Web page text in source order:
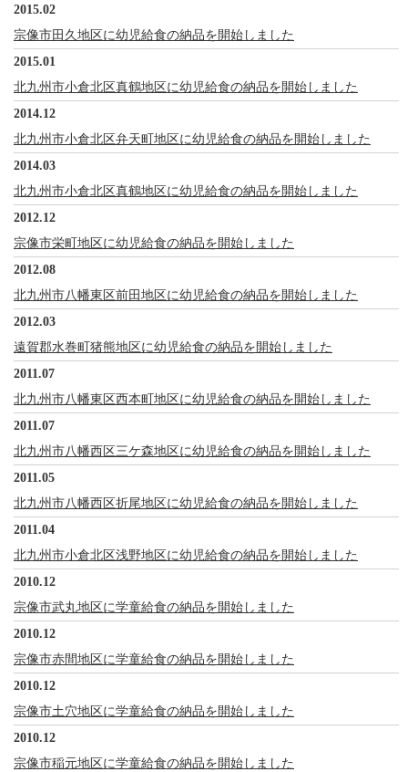
2015.02
宗像市田久地区に幼児給食の納品を開始しました
2015.01
北九州市小倉北区真鶴地区に幼児給食の納品を開始しました
2014.12
北九州市小倉北区弁天町地区に幼児給食の納品を開始しました
2014.03
北九州市小倉北区真鶴地区に幼児給食の納品を開始しました
2012.12
宗像市栄町地区に幼児給食の納品を開始しました
2012.08
北九州市八幡東区前田地区に幼児給食の納品を開始しました
2012.03
遠賀郡水巻町猪熊地区に幼児給食の納品を開始しました
2011.07
北九州市八幡東区西本町地区に幼児給食の納品を開始しました
2011.07
北九州市八幡西区三ケ森地区に幼児給食の納品を開始しました
2011.05
北九州市八幡西区折尾地区に幼児給食の納品を開始しました
2011.04
北九州市小倉北区浅野地区に幼児給食の納品を開始しました
2010.12
宗像市武丸地区に学童給食の納品を開始しました
2010.12
宗像市赤間地区に学童給食の納品を開始しました
2010.12
宗像市土穴地区に学童給食の納品を開始しました
2010.12
宗像市稲元地区に学童給食の納品を開始しました